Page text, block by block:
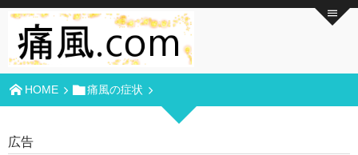
HOME 痛風の症状
広告